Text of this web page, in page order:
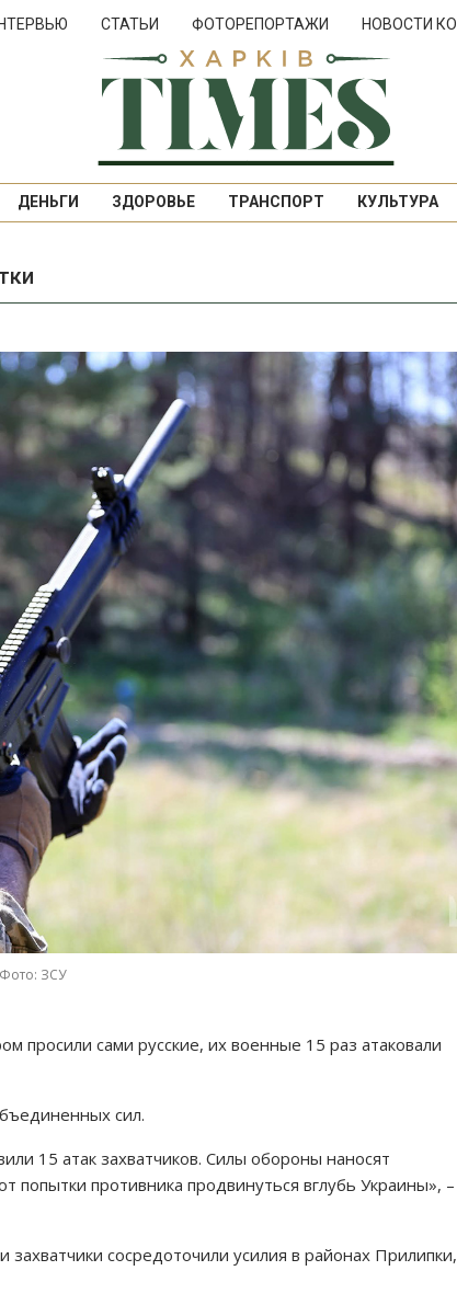
СТАТЬИ ФОТОРЕПОРТАЖИ НОВОСТИ
ДЕНЬГИ ЗДОРОВЬЕ ТРАНСПОРТ КУЛЬТУРА
Фото: ЗСУ
просили сами русские, их военные 15 раз атаковали
сил.
15 атак захватчиков. Силы обороны наносят
попытки противника продвинуться вглубь Украины», –
сосредоточили усилия в районах Прилипки,